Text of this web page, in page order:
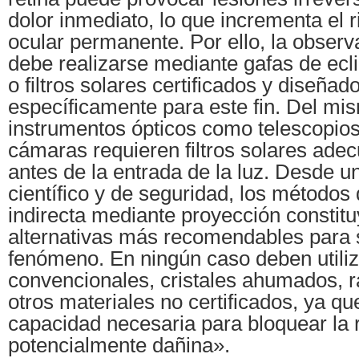
dolor inmediato, lo que incrementa el
ocular permanente. Por ello, la
debe realizarse mediante gafas de
o filtros solares certificados y
específicamente para este fin. Del
instrumentos ópticos como
cámaras requieren filtros solares
antes de la entrada de la luz. Desde
científico y de seguridad, los métodos
indirecta mediante proyección
alternativas más recomendables para
fenómeno. En ningún caso deben
convencionales, cristales ahumados,
otros materiales no certificados, ya
capacidad necesaria para bloquear la
potencialmente dañina».